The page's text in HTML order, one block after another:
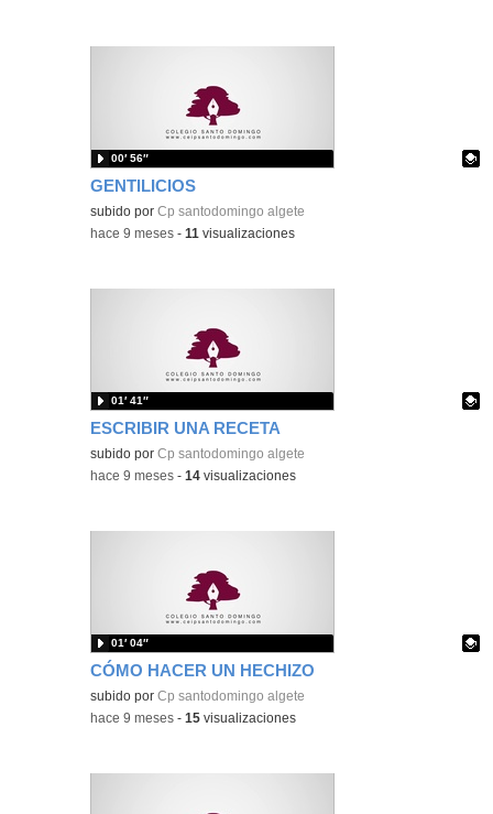
GENTILICIOS
Contenido educativo.
subido porCp santodomingo algete
00′ 56″
-hace 9 meses -11 visualizaciones
ESCRIBIR UNA RECETA
Contenido educativo.
subido porCp santodomingo algete
01′ 41″
-hace 9 meses -14 visualizaciones
CÓMO HACER UN HECHIZO
Contenido educativo.
subido porCp santodomingo algete
01′ 04″
-hace 9 meses -15 visualizaciones